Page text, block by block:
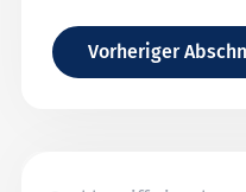
Vorheriger